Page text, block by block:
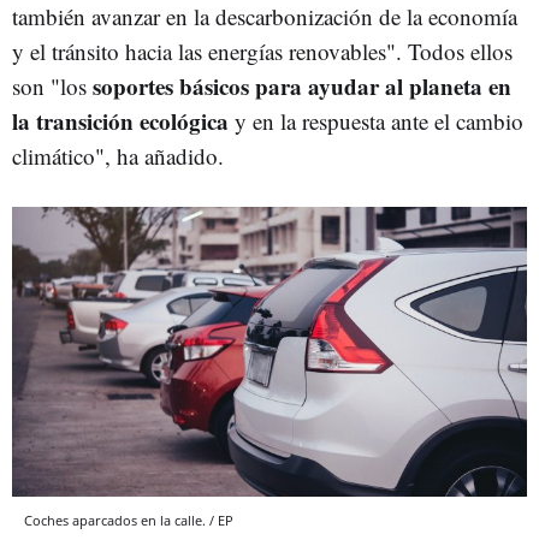
también avanzar en la descarbonización de la economía
y el tránsito hacia las energías renovables". Todos ellos
son "los soportes básicos para ayudar al planeta en
la transición ecológica y en la respuesta ante el cambio
climático", ha añadido.
Coches aparcados en la calle. / EP